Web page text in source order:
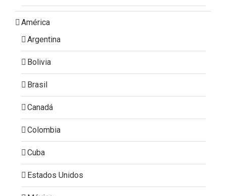
América
Argentina
Bolivia
Brasil
Canadá
Colombia
Cuba
Estados Unidos